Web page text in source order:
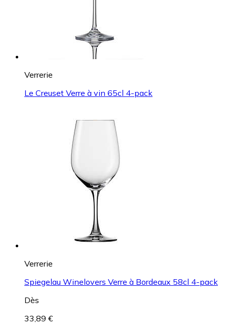
Verrerie
Le Creuset Verre à vin 65cl 4-pack
Verrerie
Spiegelau Winelovers Verre à Bordeaux 58cl 4-pack
Dès
33,89 €